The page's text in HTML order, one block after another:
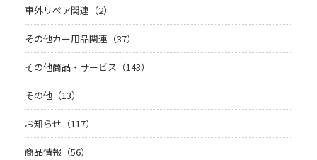
車外リペア関連（2）
その他カー用品関連（37）
その他商品・サービス（143）
その他（13）
お知らせ（117）
商品情報（56）